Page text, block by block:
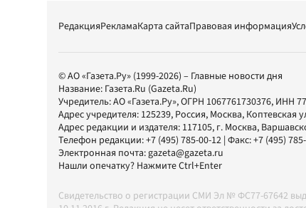
РедакцияРекламаКарта сайтаПравовая информация
© АО «Газета.Ру» (1999-2026) – Главные новости дня
Название: Газета.Ru (Gazeta.Ru)
Учредитель:АО «Газета.Ру», ОГРН 1067761730376, ИНН
Адрес учредителя: 125239, Россия, Москва, Коптевская
Адрес редакции и издателя: 117105, г. Москва,
Телефон редакции:+7 (495) 785-00-12 | Факс:+7 (495)
Электронная почта:gazeta@gazeta.ru
Нашли опечатку? Нажмите Ctrl+Enter
Свидетельство о регистрации СМИ Эл № ФС77-67642